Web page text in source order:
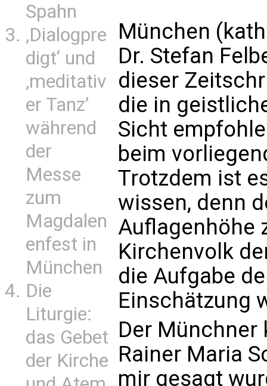
Spahn
‚Dialogpre
digt‘ und
‚meditativ
er Tanz’
während
der
Messe
zum
Magdalen
enfest in
München
Die
Liturgie:
das Gebet
der Kirche
München
Dr. Stefan
dieser
die in
Sicht
beim
Trotzdem ist
wissen, denn
Auflagenhöhe
Kirchenvolk
die Aufgabe
Einschätzung
Der
Rainer Maria
mir gesagt